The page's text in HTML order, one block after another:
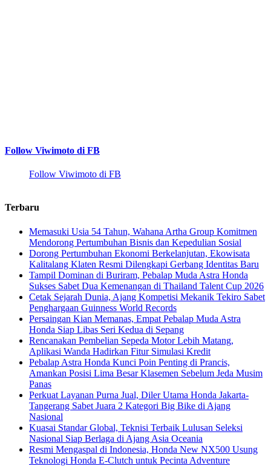
Follow Viwimoto di FB
Follow Viwimoto di FB
Terbaru
Memasuki Usia 54 Tahun, Wahana Artha Group Komitmen
Mendorong Pertumbuhan Bisnis dan Kepedulian Sosial
Dorong Pertumbuhan Ekonomi Berkelanjutan, Ekowisata
Kalitalang Klaten Resmi Dilengkapi Gerbang Identitas Baru
Tampil Dominan di Buriram, Pebalap Muda Astra Honda
Sukses Sabet Dua Kemenangan di Thailand Talent Cup 2026
Cetak Sejarah Dunia, Ajang Kompetisi Mekanik Tekiro Sabet
Penghargaan Guinness World Records
Persaingan Kian Memanas, Empat Pebalap Muda Astra
Honda Siap Libas Seri Kedua di Sepang
Rencanakan Pembelian Sepeda Motor Lebih Matang,
Aplikasi Wanda Hadirkan Fitur Simulasi Kredit
Pebalap Astra Honda Kunci Poin Penting di Prancis,
Amankan Posisi Lima Besar Klasemen Sebelum Jeda Musim
Panas
Perkuat Layanan Purna Jual, Diler Utama Honda Jakarta-
Tangerang Sabet Juara 2 Kategori Big Bike di Ajang
Nasional
Kuasai Standar Global, Teknisi Terbaik Lulusan Seleksi
Nasional Siap Berlaga di Ajang Asia Oceania
Resmi Mengaspal di Indonesia, Honda New NX500 Usung
Teknologi Honda E-Clutch untuk Pecinta Adventure